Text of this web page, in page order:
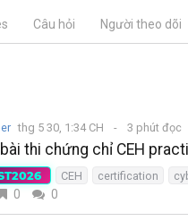
Câu hỏi Người theo dõi
thg 5 30, 1:34 CH 3 phút đọc
thi chứng chỉ CEH
CEH certification
0 0